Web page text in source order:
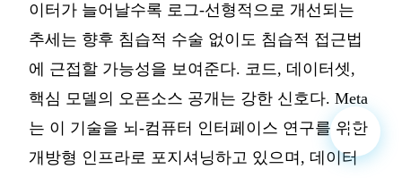
이터가 늘어날수록 로그-선형적으로 개선되는
추세는 향후 침습적 수술 없이도 침습적 접근법
에 근접할 가능성을 보여준다. 코드, 데이터셋,
핵심 모델의 오픈소스 공개는 강한 신호다. Meta
는 이 기술을 뇌-컴퓨터 인터페이스 연구를 위한
개방형 인프라로 포지셔닝하고 있으며, 데이터